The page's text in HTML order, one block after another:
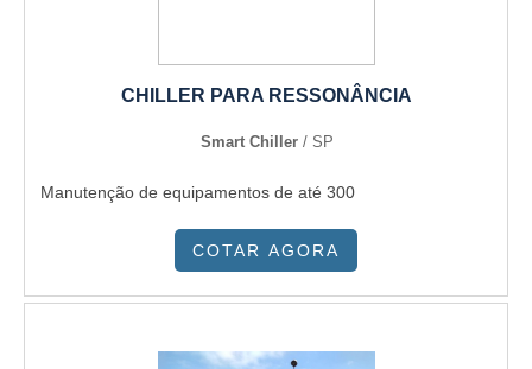
CHILLER PARA RESSONÂNCIA
Smart Chiller / SP
Manutenção de equipamentos de até 300
COTAR AGORA